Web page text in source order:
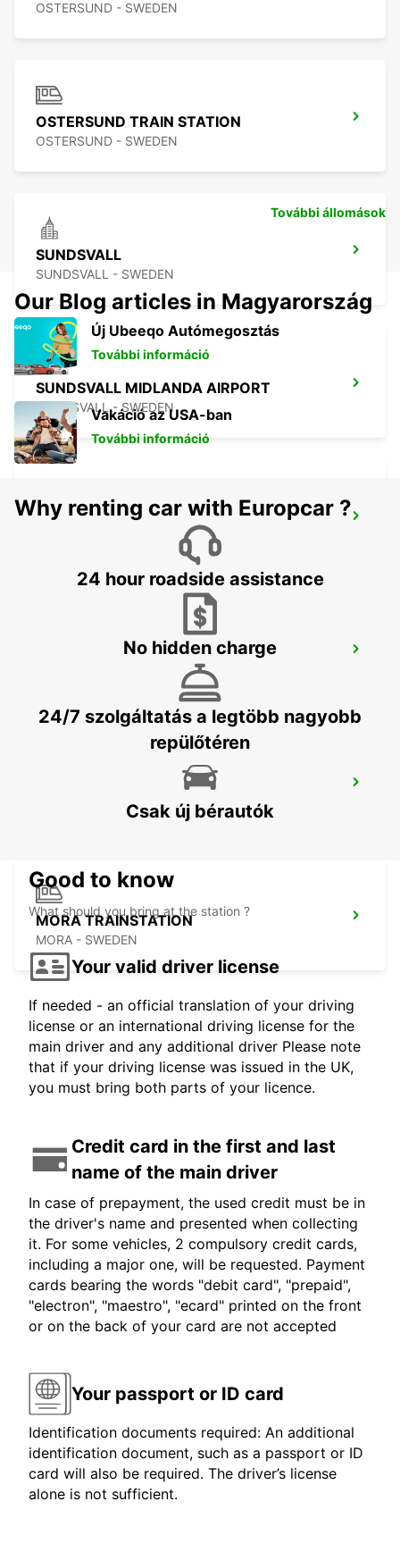
OSTERSUND - SWEDEN
OSTERSUND TRAIN STATION
OSTERSUND - SWEDEN
SUNDSVALL
SUNDSVALL - SWEDEN
SUNDSVALL MIDLANDA AIRPORT
SUNDSVALL - SWEDEN
SUNDSVALL TRAIN STATION
SCANDINAVIAN MOUNTAIN
SALEN - SWEDEN
MORA TRAINSTATION
MORA - SWEDEN
További állomások
Our Blog articles in Magyarország
Új Ubeeqo Autómegosztás
További információ
Vakáció az USA-ban
További információ
Why renting car with Europcar ?
24 hour roadside assistance
No hidden charge
24/7 szolgáltatás a legtöbb nagyobb
repülőtéren
Csak új bérautók
Good to know
What should you bring at the station ?
Your valid driver license
If needed - an official translation of your driving
license or an international driving license for the
main driver and any additional driver Please note
that if your driving license was issued in the UK,
you must bring both parts of your licence.
Credit card in the first and last
name of the main driver
In case of prepayment, the used credit must be in
the driver's name and presented when collecting
it. For some vehicles, 2 compulsory credit cards,
including a major one, will be requested. Payment
cards bearing the words "debit card", "prepaid",
"electron", "maestro", "ecard" printed on the front
or on the back of your card are not accepted
Your passport or ID card
Identification documents required: An additional
identification document, such as a passport or ID
card will also be required. The driver’s license
alone is not sufficient.